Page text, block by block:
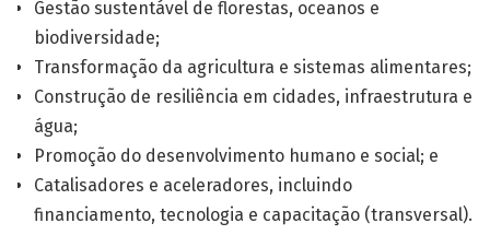
Gestão sustentável de florestas, oceanos e
biodiversidade;
Transformação da agricultura e sistemas alimentares;
Construção de resiliência em cidades, infraestrutura e
água;
Promoção do desenvolvimento humano e social; e
Catalisadores e aceleradores, incluindo
financiamento, tecnologia e capacitação (transversal).